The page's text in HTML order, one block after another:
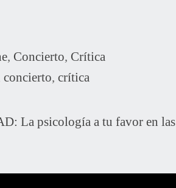
, Concierto, Crítica
concierto, crítica
La psicología a tu favor en las